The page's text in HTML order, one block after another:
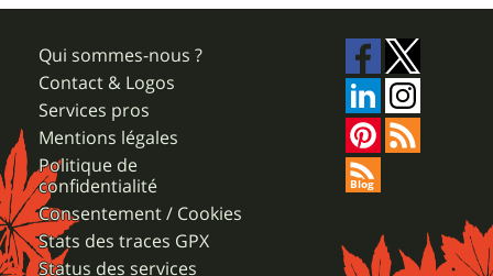
Qui sommes-nous ?
Contact & Logos
Services pros
Mentions légales
Politique de
confidentialité
Consentement / Cookies
Stats des traces GPX
Status des services